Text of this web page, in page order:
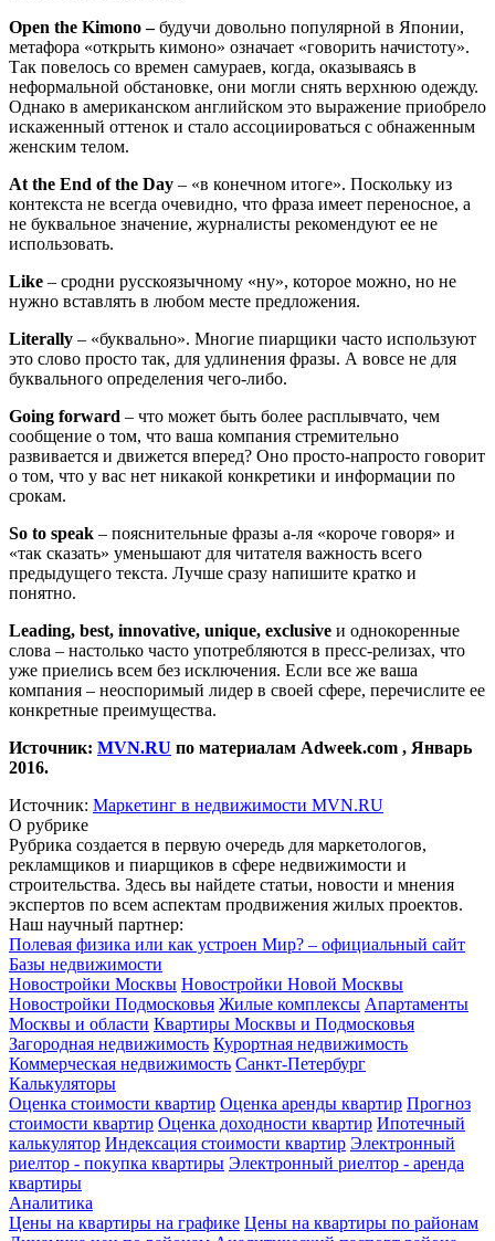
Open the Kimono –будучи довольно популярной в Японии,
метафора «открыть кимоно» означает «говорить начистоту».
Так повелось со времен самураев, когда, оказываясь в
неформальной обстановке, они могли снять верхнюю одежду.
Однако в американском английском это выражение приобрело
искаженный оттенок и стало ассоциироваться с обнаженным
женским телом.
At the End of the Day – «в конечном итоге». Поскольку из
контекста не всегда очевидно, что фраза имеет переносное, а
не буквальное значение, журналисты рекомендуют ее не
использовать.
Like – сродни русскоязычному «ну», которое можно, но не
нужно вставлять в любом месте предложения.
Literally – «буквально». Многие пиарщики часто используют
это слово просто так, для удлинения фразы. А вовсе не для
буквального определения чего-либо.
Going forward – что может быть более расплывчато, чем
сообщение о том, что ваша компания стремительно
развивается и движется вперед? Оно просто-напросто говорит
о том, что у вас нет никакой конкретики и информации по
срокам.
So to speak – пояснительные фразы а-ля «короче говоря» и
«так сказать» уменьшают для читателя важность всего
предыдущего текста. Лучше сразу напишите кратко и
понятно.
Leading, best, innovative, unique, exclusive и однокоренные
слова – настолько часто употребляются в пресс-релизах, что
уже приелись всем без исключения. Если все же ваша
компания – неоспоримый лидер в своей сфере, перечислите ее
конкретные преимущества.
Источник: MVN.RU по материалам Adweek.com , Январь
2016.
Источник: Маркетинг в недвижимости MVN.RU
О рубрике
Рубрика создается в первую очередь для маркетологов,
рекламщиков и пиарщиков в сфере недвижимости и
строительства. Здесь вы найдете статьи, новости и мнения
экспертов по всем аспектам продвижения жилых проектов.
Наш научный партнер:
Полевая физика или как устроен Мир? – официальный сайт
Базы недвижимости
Новостройки Москвы Новостройки Новой Москвы
Новостройки Подмосковья Жилые комплексы Апартаменты
Москвы и области Квартиры Москвы и Подмосковья
Загородная недвижимость Курортная недвижимость
Коммерческая недвижимость Санкт-Петербург
Калькуляторы
Оценка стоимости квартир Оценка аренды квартир Прогноз
стоимости квартир Оценка доходности квартир Ипотечный
калькулятор Индексация стоимости квартир Электронный
риелтор - покупка квартиры Электронный риелтор - аренда
квартиры
Аналитика
Цены на квартиры на графике Цены на квартиры по районам